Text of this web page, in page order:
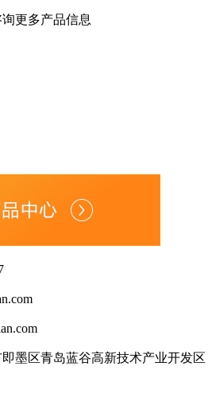
询更多产品信息
墨区青岛蓝谷高新技术产业开发区